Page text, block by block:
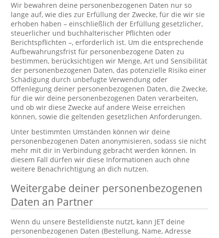
Wir bewahren deine personenbezogenen Daten nur so
lange auf, wie dies zur Erfüllung der Zwecke, für die wir sie
erhoben haben – einschließlich der Erfüllung gesetzlicher,
steuerlicher und buchhalterischer Pflichten oder
Berichtspflichten –, erforderlich ist. Um die entsprechende
Aufbewahrungsfrist für personenbezogene Daten zu
bestimmen, berücksichtigen wir Menge, Art und Sensibilität
der personenbezogenen Daten, das potenzielle Risiko einer
Schädigung durch unbefugte Verwendung oder
Offenlegung deiner personenbezogenen Daten, die Zwecke,
für die wir deine personenbezogenen Daten verarbeiten,
und ob wir diese Zwecke auf andere Weise erreichen
können, sowie die geltenden gesetzlichen Anforderungen.
Unter bestimmten Umständen können wir deine
personenbezogenen Daten anonymisieren, sodass sie nicht
mehr mit dir in Verbindung gebracht werden können. In
diesem Fall dürfen wir diese Informationen auch ohne
weitere Benachrichtigung an dich nutzen.
Weitergabe deiner personenbezogenen
Daten an Partner
Wenn du unsere Bestelldienste nutzt, kann JET deine
personenbezogenen Daten (Bestellung, Name, Adresse